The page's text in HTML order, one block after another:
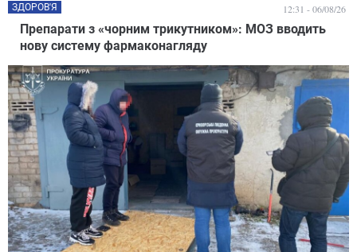
Препарати з «чорним трикутником»: МОЗ вводить
нову систему фармаконагляду
ЗДОРОВ'Я 12:31 - 06/08/26